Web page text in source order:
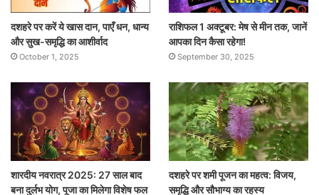
दशहरे पर करें ये खास दान, पाएँ धन, धान्य
और सुख-समृद्धि का आशीर्वाद
October 1, 2025
राशिफल 1 अक्टूबर: मेष से मीन तक, जानें
आपका दिन कैसा रहेगा!
September 30, 2025
शारदीय नवरात्र 2025: 27 साल बाद
बना दुर्लभ योग, पूजा का मिलेगा विशेष फल
दशहरे पर शमी पूजन का महत्व: विजय,
समृद्धि और सौभाग्य का रहस्य